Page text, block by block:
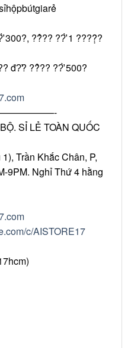
300?, ??̉?? ??̛̀ 1 ????̣̂?
đ?̛? ??̉?? ??̛̀ 500?
SỈ LẺ TOÀN QUỐC
Trần Khắc Chân, P,
9PM. Nghỉ Thứ 4 hằng
c/AISTORE17